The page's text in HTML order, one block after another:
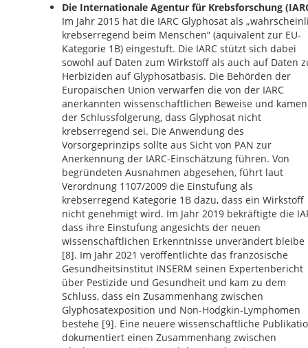
Die Internationale Agentur für Krebsforschung
Im Jahr 2015 hat die IARC Glyphosat als
krebserregend beim Menschen“ (äquivalent zur EU-
Kategorie 1B) eingestuft. Die IARC stützt sich dabei
sowohl auf Daten zum Wirkstoff als auch auf Daten
Herbiziden auf Glyphosatbasis. Die Behörden der
Europäischen Union verwarfen die von der IARC
anerkannten wissenschaftlichen Beweise und
der Schlussfolgerung, dass Glyphosat nicht
krebserregend sei. Die Anwendung des
Vorsorgeprinzips sollte aus Sicht von PAN zur
Anerkennung der IARC-Einschätzung führen. Von
begründeten Ausnahmen abgesehen, führt laut
Verordnung 1107/2009 die Einstufung als
krebserregend Kategorie 1B dazu, dass ein Wirkstoff
nicht genehmigt wird. Im Jahr 2019 bekräftigte die
dass ihre Einstufung angesichts der neuen
wissenschaftlichen Erkenntnisse unverändert bleibe
[8]. Im Jahr 2021 veröffentlichte das französische
Gesundheitsinstitut INSERM seinen Expertenbericht
über Pestizide und Gesundheit und kam zu dem
Schluss, dass ein Zusammenhang zwischen
Glyphosatexposition und Non-Hodgkin-Lymphomen
bestehe [9]. Eine neuere wissenschaftliche
dokumentiert einen Zusammenhang zwischen